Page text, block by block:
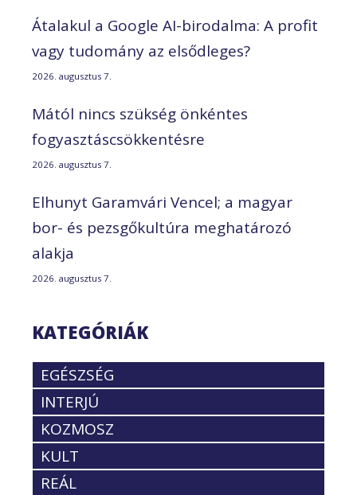
Átalakul a Google AI-birodalma: A profit
vagy tudomány az elsődleges?
2026. augusztus 7.
Mától nincs szükség önkéntes
fogyasztáscsökkentésre
2026. augusztus 7.
Elhunyt Garamvári Vencel; a magyar
bor- és pezsgőkultúra meghatározó
alakja
2026. augusztus 7.
KATEGÓRIÁK
EGÉSZSÉG
INTERJÚ
KOZMOSZ
KULT
REÁL